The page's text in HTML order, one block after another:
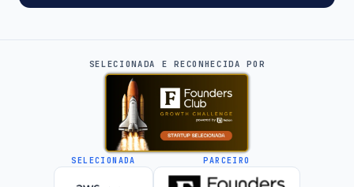
SELECIONADA E RECONHECIDA POR
SELECIONADA PARCEIRO